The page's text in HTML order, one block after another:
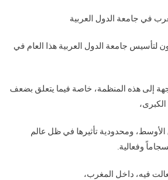
في جامعة الدول العربية
لتأسيس جامعة الدول العربية هذا العام في
إلى هذه المنظمة، خاصة فيما يتعلق بضعف
ومحدودية تأثيرها في ظل عالم
وفعالية.
فيه، داخل المغرب،